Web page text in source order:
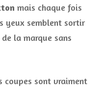
mais chaque fois
yeux semblent sortir
la marque sans
coupes sont vraiment